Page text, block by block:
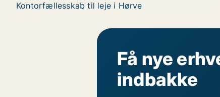
Kontorfællesskab til leje i Hørve
Få nye
indbakke